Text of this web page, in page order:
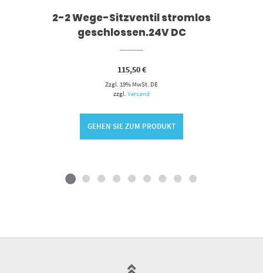
2-2 Wege-Sitzventil stromlos
geschlossen.24V DC
115,50€
Zzgl. 19% MwSt. DE
zzgl.Versand
GEHEN SIE ZUM PRODUKT